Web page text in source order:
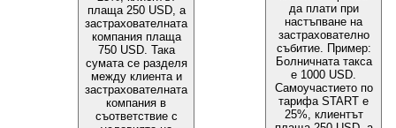
плаща 250 USD, а
застрахователната
компания плаща
750 USD. Така
сумата се разделя
между клиента и
застрахователната
компания в
съответствие с
да плати при
настъпване на
застрахователно
събитие. Пример:
Болничната такса
е 1000 USD.
Самоучастието по
тарифа START е
25%, клиентът